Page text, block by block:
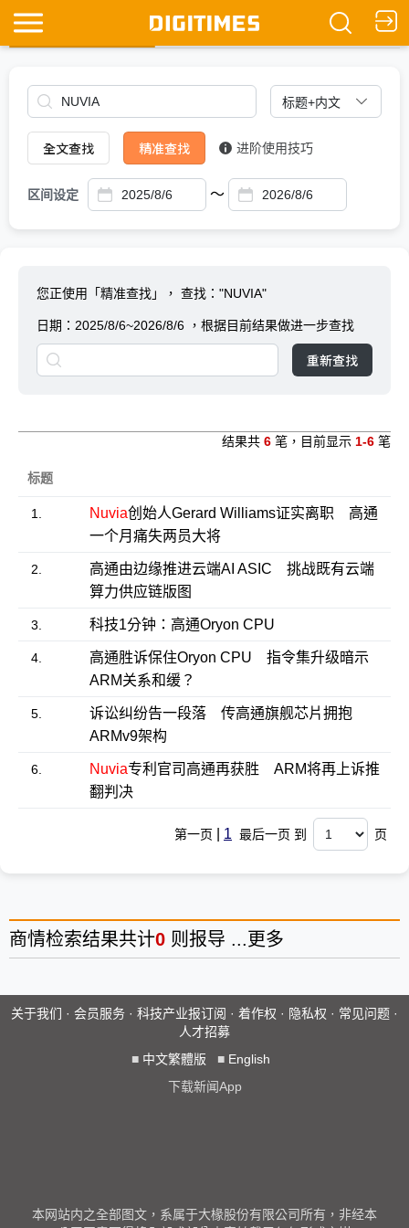
Ask DIGITIMES
全文查找 精准查找 进阶使用技巧
区间设定 ～
您正使用「精准查找」， 查找："NUVIA"
日期： 2025/8/6~2026/8/6 ，根据目前结果做进一步查找
重新查找
结果共 6 笔，目前显示 1-6 笔
标题
1. Nuvia创始人Gerard Williams证实离职 高通
一个月痛失两员大将
2.
高通由边缘推进云端AI ASIC 挑战既有云端
算力供应链版图
3. 科技1分钟：高通Oryon CPU
4.
高通胜诉保住Oryon CPU 指令集升级暗示
ARM关系和缓？
5.
诉讼纠纷告一段落 传高通旗舰芯片拥抱
ARMv9架构
6. Nuvia专利官司高通再获胜 ARM将再上诉推
翻判决
第一页 1 最后一页 到 页
商情检索结果共计0 则报导 ... 更多
关于我们 · 会员服务 · 科技产业报订阅 · 着作权 · 隐私权 · 常见问题 ·
人才招募
■ 中文繁體版 ■ English
下载新闻App
本网站内之全部图文，系属于大椽股份有限公司所有，非经本